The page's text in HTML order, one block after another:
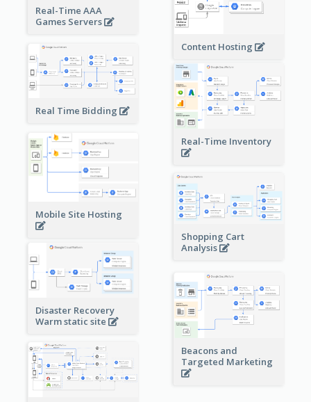
Real-Time AAA
Games Servers
Content Hosting
Real Time Bidding
Real-Time Inventory
Mobile Site Hosting
Shopping Cart
Analysis
Disaster Recovery
Warm static site
Beacons and
Targeted Marketing